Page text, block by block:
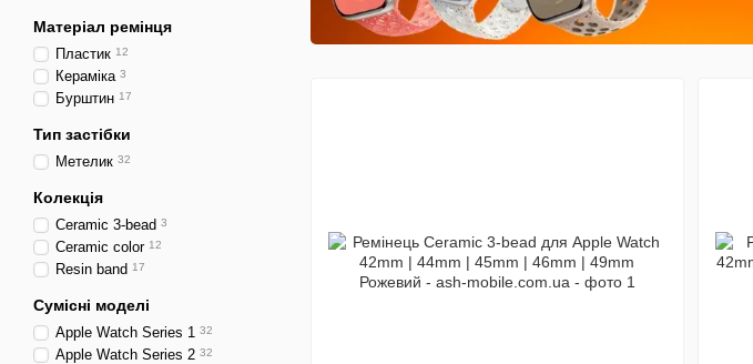
Матеріал ремінця
Пластик 12
Кераміка 3
Бурштин 17
Тип застібки
Метелик 32
Колекція
Ceramic 3-bead 3
Ceramic color 12
Resin band 17
Сумісні моделі
Apple Watch Series 1 32
Apple Watch Series 2 32